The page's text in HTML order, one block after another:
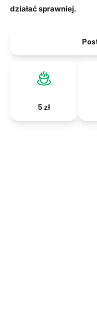
działać sprawniej.
5 zł